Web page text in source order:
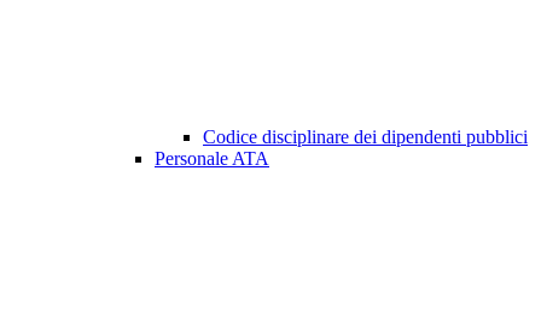
Codice disciplinare dei dipendenti pubblici
Personale ATA